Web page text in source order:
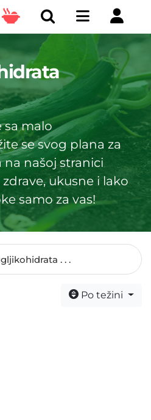
sa malo
se svog plana za
našoj stranici
ukusne i lako
samo za vas!
Po težini